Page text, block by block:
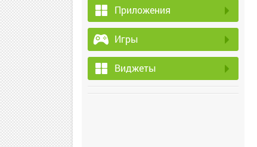
Приложения
Игры
Виджеты